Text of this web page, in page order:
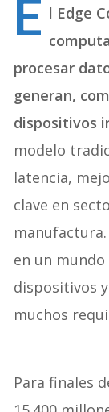
E
l Edge
procesar
generan,
dispositivos
modelo
latencia,
clave en
en un
dispositivos
Para finales